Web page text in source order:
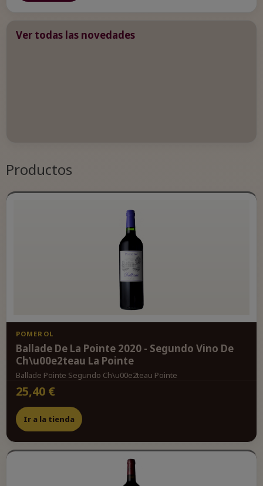
Ver todas las novedades
Productos
POMEROL
Ballade De La Pointe 2020 - Segundo Vino De
Ch\u00e2teau La Pointe
Ballade Pointe Segundo Ch\u00e2teau Pointe
25,40 €
Ir a la tienda